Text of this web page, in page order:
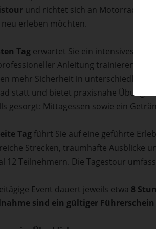
und richtet sich an
neu erleben möchten.
Tag erwartet Sie ein intensives
Anleitung trainieren Sie
mehr Sicherheit in
statt und bietet praxisnahe
gesorgt: Mittagessen sowie ein
Tag führt Sie auf eine geführte
Strecken, traumhafte Ausblicke
12 Teilnehmern. Die Tagestour
Event dauert jeweils etwa 8
sind ein gültiger